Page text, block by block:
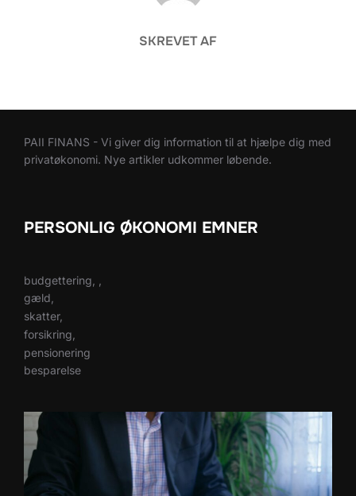
SKREVET AF
PAII FINANS - Vi giver dig information til at hjælpe dig med
privatøkonomi. Nye artikler udkommer løbende.
PERSONLIG ØKONOMI EMNER
budgettering, ,
gæld,
skatter,
forsikring,
pensionering
besparelse